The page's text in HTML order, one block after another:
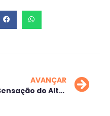
AVANÇAR
Sensação do Altíssimo